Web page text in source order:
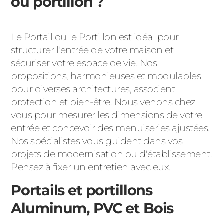
Le Portail ou le Portillon est idéal pour
structurer l'entrée de votre maison et
sécuriser votre espace de vie. Nos
propositions, harmonieuses et modulables
pour diverses architectures, associent
protection et bien-être. Nous venons chez
vous pour mesurer les dimensions de votre
entrée et concevoir des menuiseries ajustées.
Nos spécialistes vous guident dans vos
projets de modernisation ou d'établissement.
Pensez à fixer un entretien avec eux.
Portails et portillons
Aluminum, PVC et Bois